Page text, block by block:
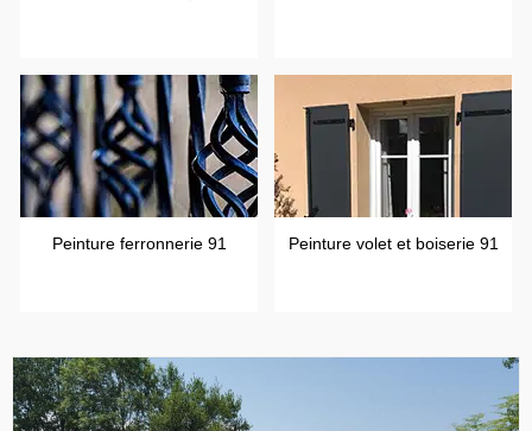
Peinture ferronnerie 91 Peinture volet et boiserie 91